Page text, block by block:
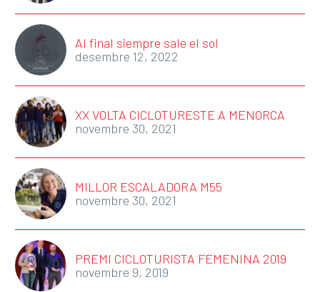
Al final siempre sale el sol
desembre 12, 2022
XX VOLTA CICLOTURESTE A MENORCA
novembre 30, 2021
MILLOR ESCALADORA M55
novembre 30, 2021
PREMI CICLOTURISTA FEMENINA 2019
novembre 9, 2019